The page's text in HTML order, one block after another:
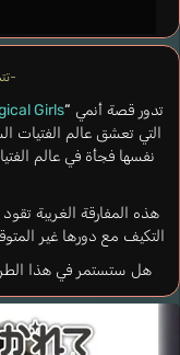
-
تدور قصة أنمي “
Girls
التي تعشق عالم الفتيات
نفسها فجأة في عالم
هذه المفارقة الغريبة
التكيف مع دورها غير
هل ستستمر في هذا